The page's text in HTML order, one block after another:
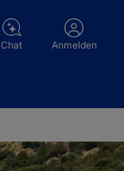
Chat Anmelden